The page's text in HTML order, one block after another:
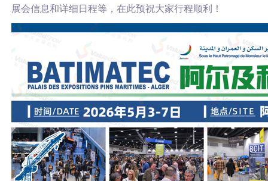
展会信息和详细日程等，在此预祝大家行程顺利！